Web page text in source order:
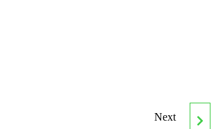
CURSO ONLINE DENext